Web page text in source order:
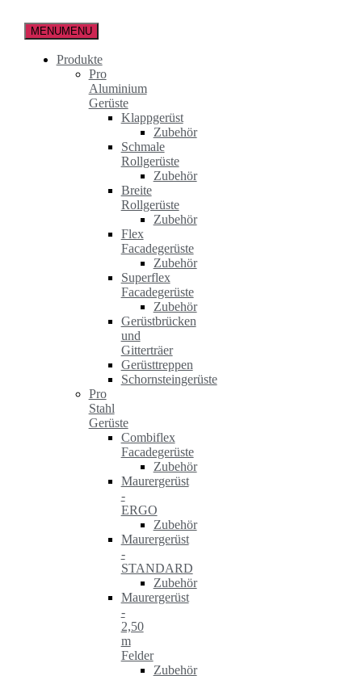
Inhalt
springen
MENUMENU
Produkte
Pro
Aluminium
Gerüste
Klappgerüst
Zubehör
Schmale
Rollgerüste
Zubehör
Breite
Rollgerüste
Zubehör
Flex
Facadegerüste
Zubehör
Superflex
Facadegerüste
Zubehör
Gerüstbrücken
und
Gitterträer
Gerüsttreppen
Schornsteingerüste
Pro
Stahl
Gerüste
Combiflex
Facadegerüste
Zubehör
Maurergerüst
-
ERGO
Zubehör
Maurergerüst
-
STANDARD
Zubehör
Maurergerüst
-
2,50
m
Felder
Zubehör